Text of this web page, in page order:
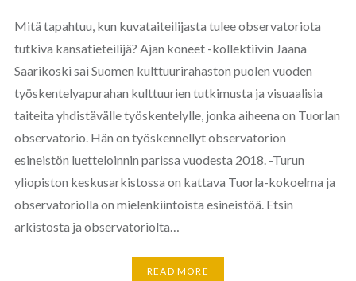
Mitä tapahtuu, kun kuvataiteilijasta tulee observatoriota
tutkiva kansatieteilijä? Ajan koneet -kollektiivin Jaana
Saarikoski sai Suomen kulttuurirahaston puolen vuoden
työskentelyapurahan kulttuurien tutkimusta ja visuaalisia
taiteita yhdistävälle työskentelylle, jonka aiheena on Tuorlan
observatorio. Hän on työskennellyt observatorion
esineistön luetteloinnin parissa vuodesta 2018. -Turun
yliopiston keskusarkistossa on kattava Tuorla-kokoelma ja
observatoriolla on mielenkiintoista esineistöä. Etsin
arkistosta ja observatoriolta…
READ MORE